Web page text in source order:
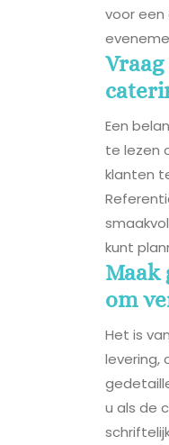
voor een
Een
te lezen
klanten
kunt
Maak
om
Het is
levering,
u als de